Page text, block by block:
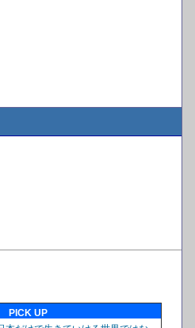
PICK UP